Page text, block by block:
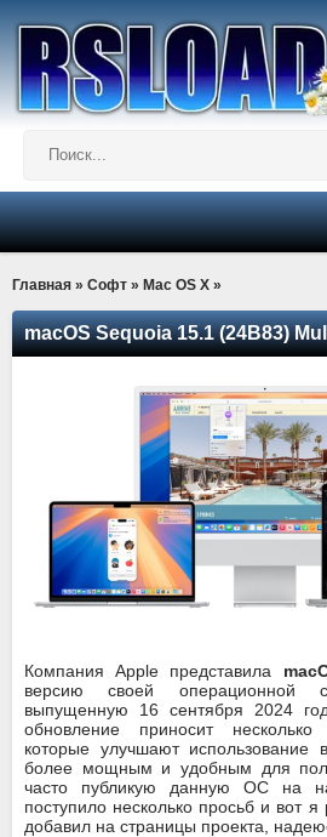
Главная » Софт » Mac OS X »
macOS Sequoia 15.1 (24B83)
Компания Apple представила
версию своей операционной
выпущенную 16 сентября 2024
обновление приносит несколько
которые улучшают использование
более мощным и удобным для
часто публикую данную ОС на
поступило несколько просьб и вот
добавил на страницы проекта,